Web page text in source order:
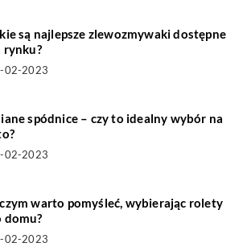
są najlepsze zlewozmywaki dostępne
rynku?
02-2023
spódnice – czy to idealny wybór na
02-2023
warto pomyśleć, wybierając rolety
domu?
02-2023